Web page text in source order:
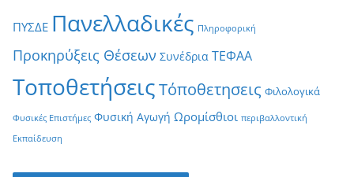
ΠΥΣΔΕ Πανελλαδικές Πληροφορική
Προκηρύξεις Θέσεων Συνέδρια ΤΕΦΑΑ
ΤοποθετήσειςΤόποθετησεις Φιλολογικά
Φυσικές Επιστήμες Φυσική Αγωγή Ωρομίσθιοι περιβαλλοντική
Εκπαίδευση